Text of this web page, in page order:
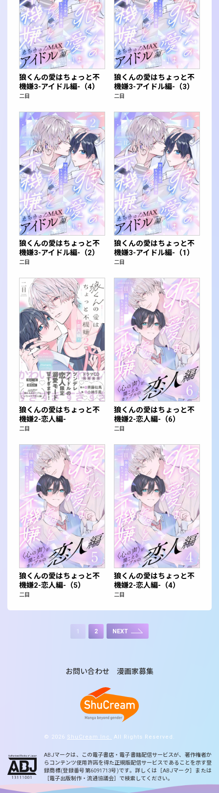
狼くんの愛はちょっと不
機嫌3-アイドル編-（4）
二目
狼くんの愛はちょっと不
機嫌3-アイドル編-（3）
二目
狼くんの愛はちょっと不
機嫌3-アイドル編-（2）
二目
狼くんの愛はちょっと不
機嫌3-アイドル編-（1）
二目
狼くんの愛はちょっと不
機嫌2-恋人編-
二目
狼くんの愛はちょっと不
機嫌2-恋人編-（6）
二目
狼くんの愛はちょっと不
機嫌2-恋人編-（5）
二目
狼くんの愛はちょっと不
機嫌2-恋人編-（4）
二目
1 2 NEXT
お問い合わせ 漫画家募集
© 2026 ShuCream Inc. All Rights Reserved.
ABJマークは、この電子書店・電子書籍配信サービスが、著作権者か
らコンテンツ使用許諾を得た正規版配信サービスであることを示す登
録商標(登録番号第6091713号)です。詳しくは［ABJマーク］または
［電子出版制作・流通協議会］で検索してください。